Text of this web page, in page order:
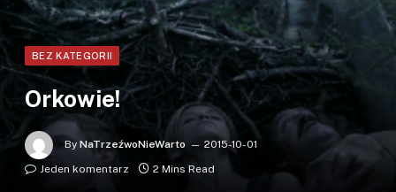
BEZ KATEGORII
Orkowie!
By NaTrzeźwoNieWarto
2015-10-01
Jeden komentarz
2 Mins Read